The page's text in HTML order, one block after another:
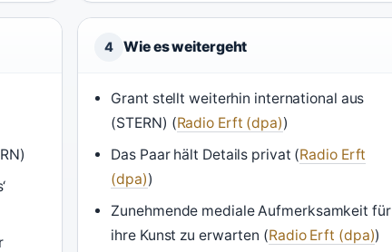
4 Wie es weitergeht
Grant stellt weiterhin international aus
(STERN) (Radio Erft (dpa))
Das Paar hält Details privat (Radio Erft
(dpa))
Zunehmende mediale Aufmerksamkeit für
ihre Kunst zu erwarten (Radio Erft (dpa))